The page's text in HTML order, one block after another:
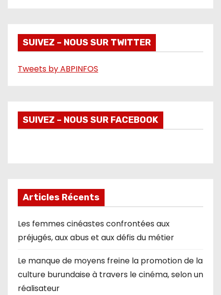
o
SUIVEZ – NOUS SUR TWITTER
Tweets by ABPINFOS
SUIVEZ – NOUS SUR FACEBOOK
Articles Récents
Les femmes cinéastes confrontées aux
préjugés, aux abus et aux défis du métier
Le manque de moyens freine la promotion de la
culture burundaise à travers le cinéma, selon un
réalisateur